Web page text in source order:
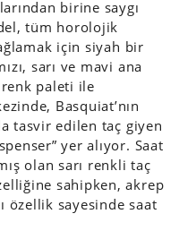
birine saygı
tüm horolojik
için siyah bir
sarı ve mavi ana
paleti ile
Basquiat’nın
tasvir edilen taç giyen
yer alıyor. Saat
olan sarı renkli taç
sahipken, akrep
özellik sayesinde saat